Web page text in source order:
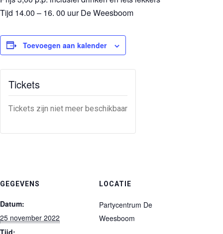
Tijd 14.00 – 16. 00 uur De Weesboom
Toevoegen aan kalender
GEGEVENS
Datum:
25 november 2022
Tijd:
LOCATIE
Partycentrum De
Weesboom
Tickets
Tickets zijn niet meer beschikbaar